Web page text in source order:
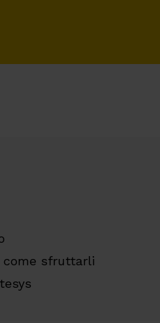
come sfruttarli